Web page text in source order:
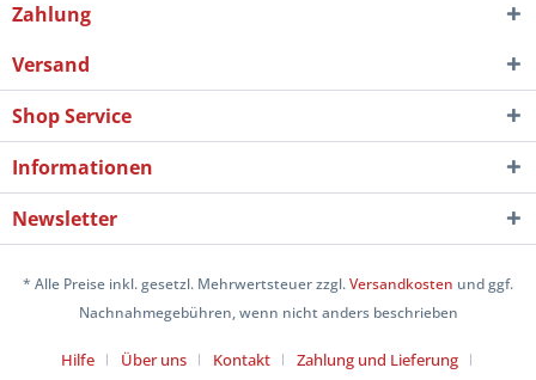
Zahlung
Versand
Shop Service
Informationen
Newsletter
* Alle Preise inkl. gesetzl. Mehrwertsteuer zzgl.Versandkosten und ggf.
Nachnahmegebühren, wenn nicht anders beschrieben
Hilfe Über uns Kontakt
Zahlung und Lieferung